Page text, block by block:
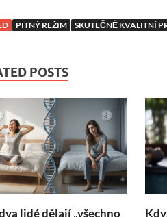
PITNÝ REŽIM SKUTEČNĚ KVALITNÍ
POSTS
lidé dělají „všechno